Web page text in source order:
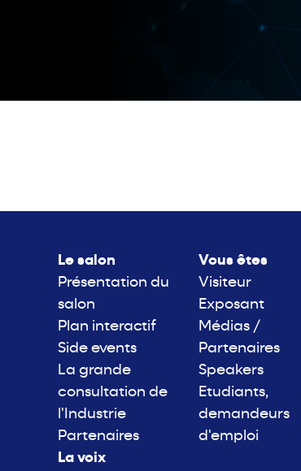
Le salon
Présentation du
salon
Plan interactif
Side events
La grande
consultation de
l'Industrie
Partenaires
La voix
Vous êtes
Visiteur
Exposant
Médias /
Partenaires
Speakers
Etudiants,
demandeurs
d'emploi